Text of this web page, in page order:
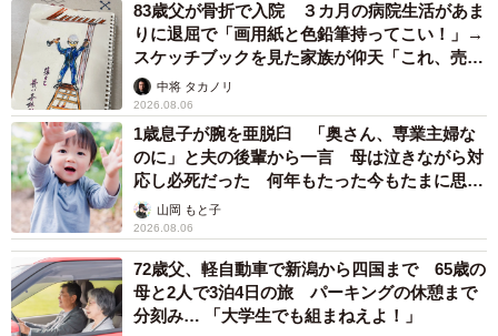
83歳父が骨折で入院 ３カ月の病院生活があま
りに退屈で「画用紙と色鉛筆持ってこい！」→
スケッチブックを見た家族が仰天「これ、売れ
ますよ…」
中将 タカノリ
2026.08.06
1歳息子が腕を亜脱臼 「奥さん、専業主婦な
のに」と夫の後輩から一言 母は泣きながら対
応し必死だった 何年もたった今もたまに思い
出し…山岡 もと子
2026.08.06
72歳父、軽自動車で新潟から四国まで 65歳の
母と2人で3泊4日の旅 パーキングの休憩まで
分刻み… 「大学生でも組まねえよ！」